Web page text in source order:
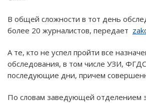
В общей сложности в тот день
более 20 журналистов, передает
А те, кто не успел пройти все
обследования, в том числе УЗИ,
последующие дни, причем
По словам заведующей отделением